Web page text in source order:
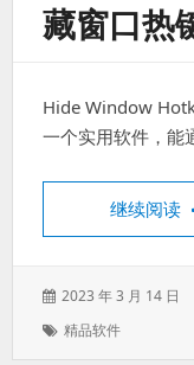
藏窗口热
Hide Window
一个实用软件，能
继续阅读
发
于：
2023 年 3 月 14 日
标
精品软件